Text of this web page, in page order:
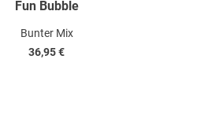
Fun Bubble
Bunter Mix
36,95 €